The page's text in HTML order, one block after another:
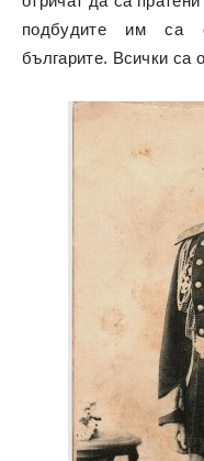
подбудите им са
българите. Всички са